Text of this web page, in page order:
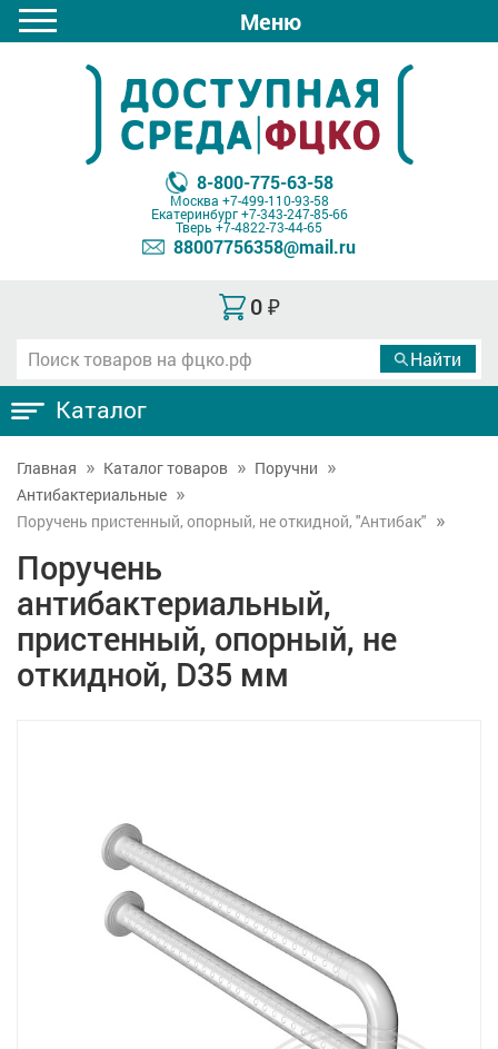
Меню
8-800-775-63-58
Москва +7-499-110-93-58
Екатеринбург+7-343-247-85-66
Тверь +7-4822-73-44-65
88007756358@mail.ru
0 ₽
Каталог
Главная Каталог товаров
Поручни
Антибактериальные
Поручень пристенный, опорный, не откидной, "Антибак"
Поручень
антибактериальный,
пристенный, опорный, не
откидной, D35 мм